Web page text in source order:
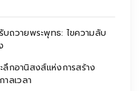
ถวายพระพุทธ: ไขความลับ
ลึกอานิสงส์แห่งการสร้าง
ลเวลา